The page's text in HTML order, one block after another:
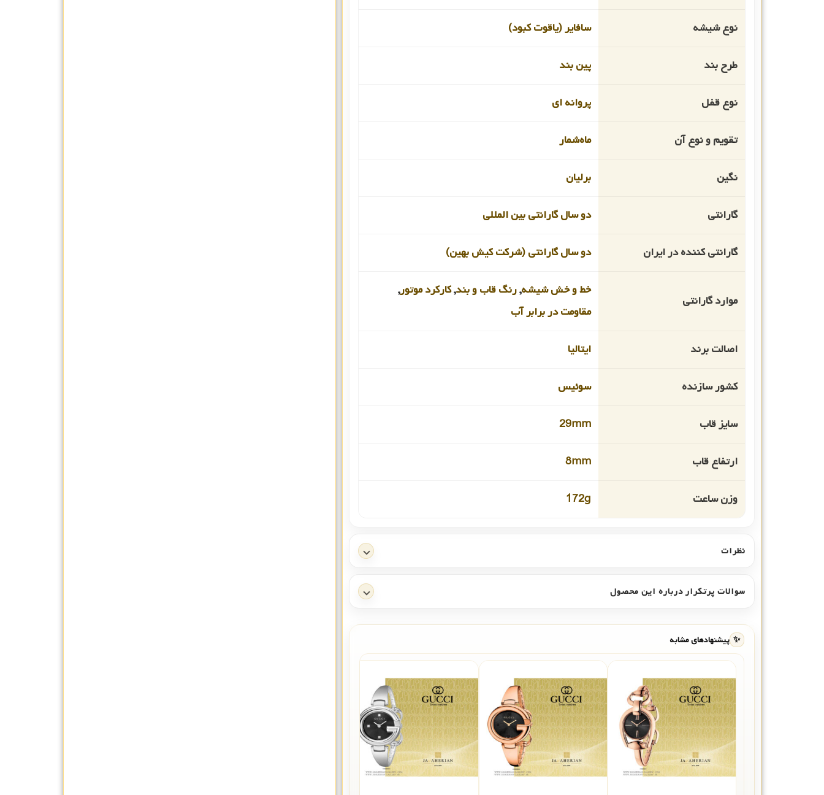
نوع شیشه سافایر (یاقوت کبود)
طرح بند پین بند
نوع قفل پروانه ای
تقویم و نوع آن ماه‌شمار
نگین برلیان
گارانتی دو سال گارانتی بین المللی
گارانتی کننده در ایران دو سال گارانتی (شرکت کیش بهین)
موارد گارانتی
خط و خش شیشه,رنگ قاب و بند,کارکرد موتور,
مقاومت در برابر آب
اصالت برند ایتالیا
کشور سازنده سوئیس
سایز قاب 29mm
ارتفاع قاب 8mm
وزن ساعت 172g
نظرات
سوالات پرتکرار درباره این محصول
✨ پیشنهادهای مشابه